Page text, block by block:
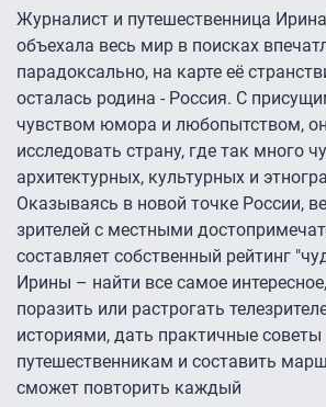
Журналист и путешественница
объехала весь мир в поисках
парадоксально, на карте её
осталась родина - Россия. С
чувством юмора и любопытством,
исследовать страну, где так много
архитектурных, культурных и
Оказываясь в новой точке России,
зрителей с местными
составляет собственный рейтинг
Ирины – найти все самое
поразить или растрогать
историями, дать практичные советы
путешественникам и составить
сможет повторить каждый